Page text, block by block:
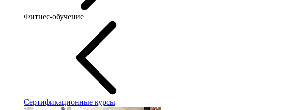
Фитнес-обучение
Сертификационные курсы